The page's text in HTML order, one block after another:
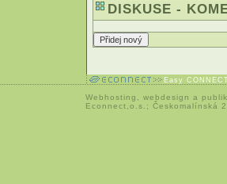
DISKUSE -
Easy
Webhosting webdesign a
Econnect,o.s.; Českomalínská